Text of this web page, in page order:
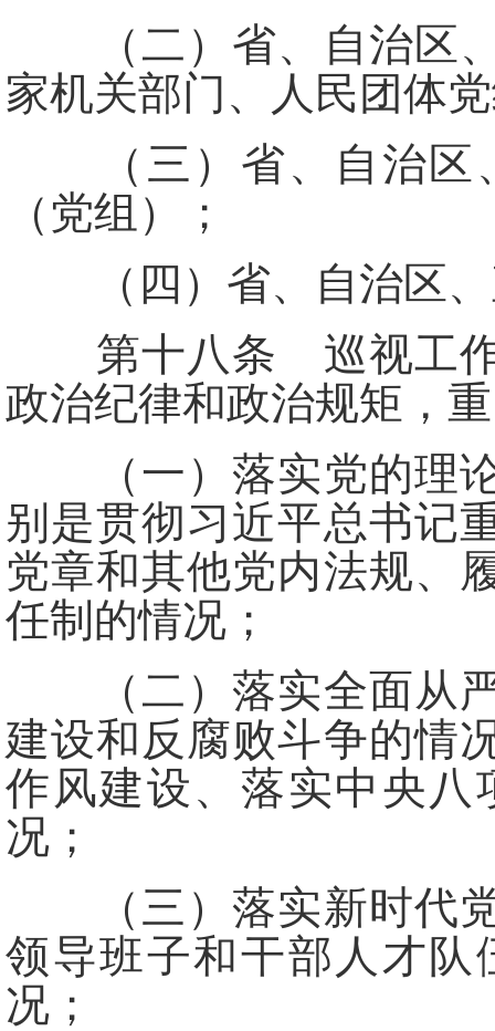
（二）省、自治区、
家机关部门、人民团体
（三）省、自治区
（党组）；
（四）省、自治区、
第十八条 巡视工作
政治纪律和政治规矩，
（一）落实党的理论
别是贯彻习近平总书记
党章和其他党内法规、
任制的情况；
（二）落实全面从严
建设和反腐败斗争的情
作风建设、落实中央
况；
（三）落实新时代党
领导班子和干部人才
况；